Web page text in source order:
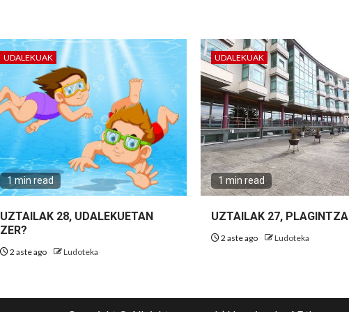
UDALEKUAK
1 min read
UZTAILAK 28, UDALEKUETAN
ZER?
2 aste ago Ludoteka
UDALEKUAK
1 min read
UZTAILAK 27, PLAGINTZA
2 aste ago Ludoteka